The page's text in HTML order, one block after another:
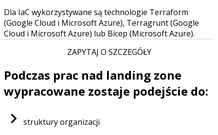
Dla IaC wykorzystywane są technologie Terraform
(Google Cloud i Microsoft Azure), Terragrunt (Google
Cloud i Microsoft Azure) lub Bicep (Microsoft Azure).
ZAPYTAJ O SZCZEGÓŁY
Podczas prac nad landing zone
wypracowane zostaje podejście do:
struktury organizacji